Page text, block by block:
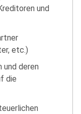
und
etc.)
und deren
die